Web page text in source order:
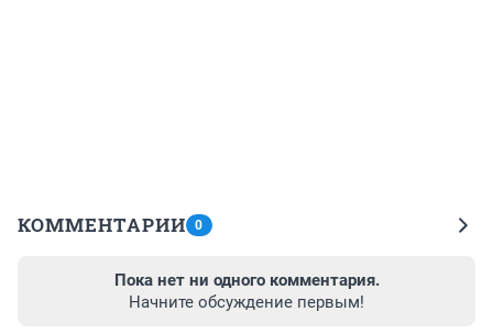
КОММЕНТАРИИ 0
Пока нет ни одного комментария.
Начните обсуждение первым!